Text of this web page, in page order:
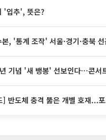
'입추', 뜻은?
, '통계 조작' 서울·경기·충북 선관위 등 추가 압수